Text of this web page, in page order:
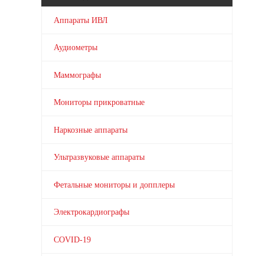
Аппараты ИВЛ
Аудиометры
Маммографы
Мониторы прикроватные
Наркозные аппараты
Ультразвуковые аппараты
Фетальные мониторы и допплеры
Электрокардиографы
COVID-19